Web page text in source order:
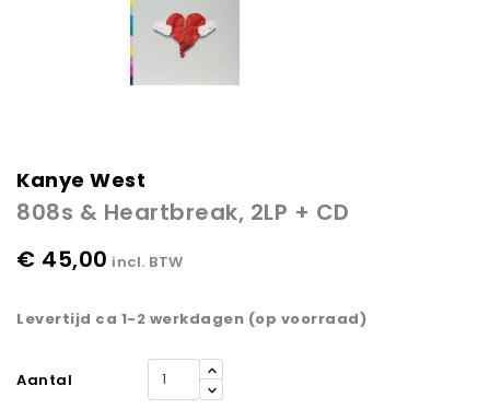
Kanye West
808s & Heartbreak, 2LP + CD
€ 45,00 incl. BTW
Levertijd ca 1-2 werkdagen (op voorraad)
Aantal